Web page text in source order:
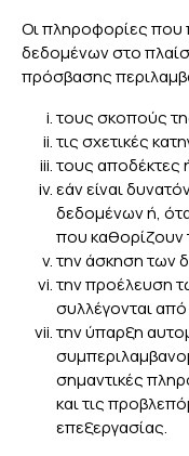
Οι πληροφορίες που
δεδομένων στο
πρόσβασης
τους σκοπούς
τις σχετικές
τους αποδέκτες
εάν είναι
δεδομένων ή,
που καθορίζουν
την άσκηση των
την προέλευση
συλλέγονται
την ύπαρξη
σημαντικές
και τις
επεξεργασίας.